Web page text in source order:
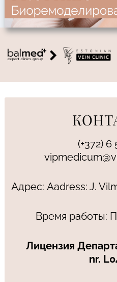
(+372) 6
Адрес: Aadress: J.
Время работы:
Лицензия
nr.